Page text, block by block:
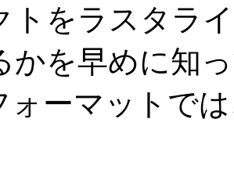
トをラスタラ
かを早めに知
ォーマットで